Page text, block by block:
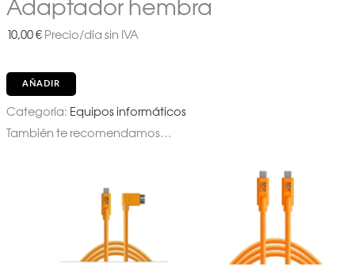
Adaptador hembra
10,00€ Precio/día sin IVA
AÑADIR
Categoría: Equipos informáticos
También te recomendamos…